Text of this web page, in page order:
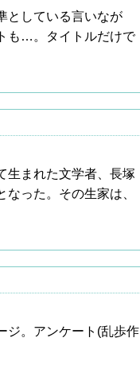
としている言いなが
も…。タイトルだけで
生まれた文学者、長塚
った。その生家は、
ジ。アンケート(乱歩作